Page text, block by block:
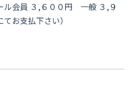
ル会員 ３,６００円 一般 ３,９
お支払下さい）